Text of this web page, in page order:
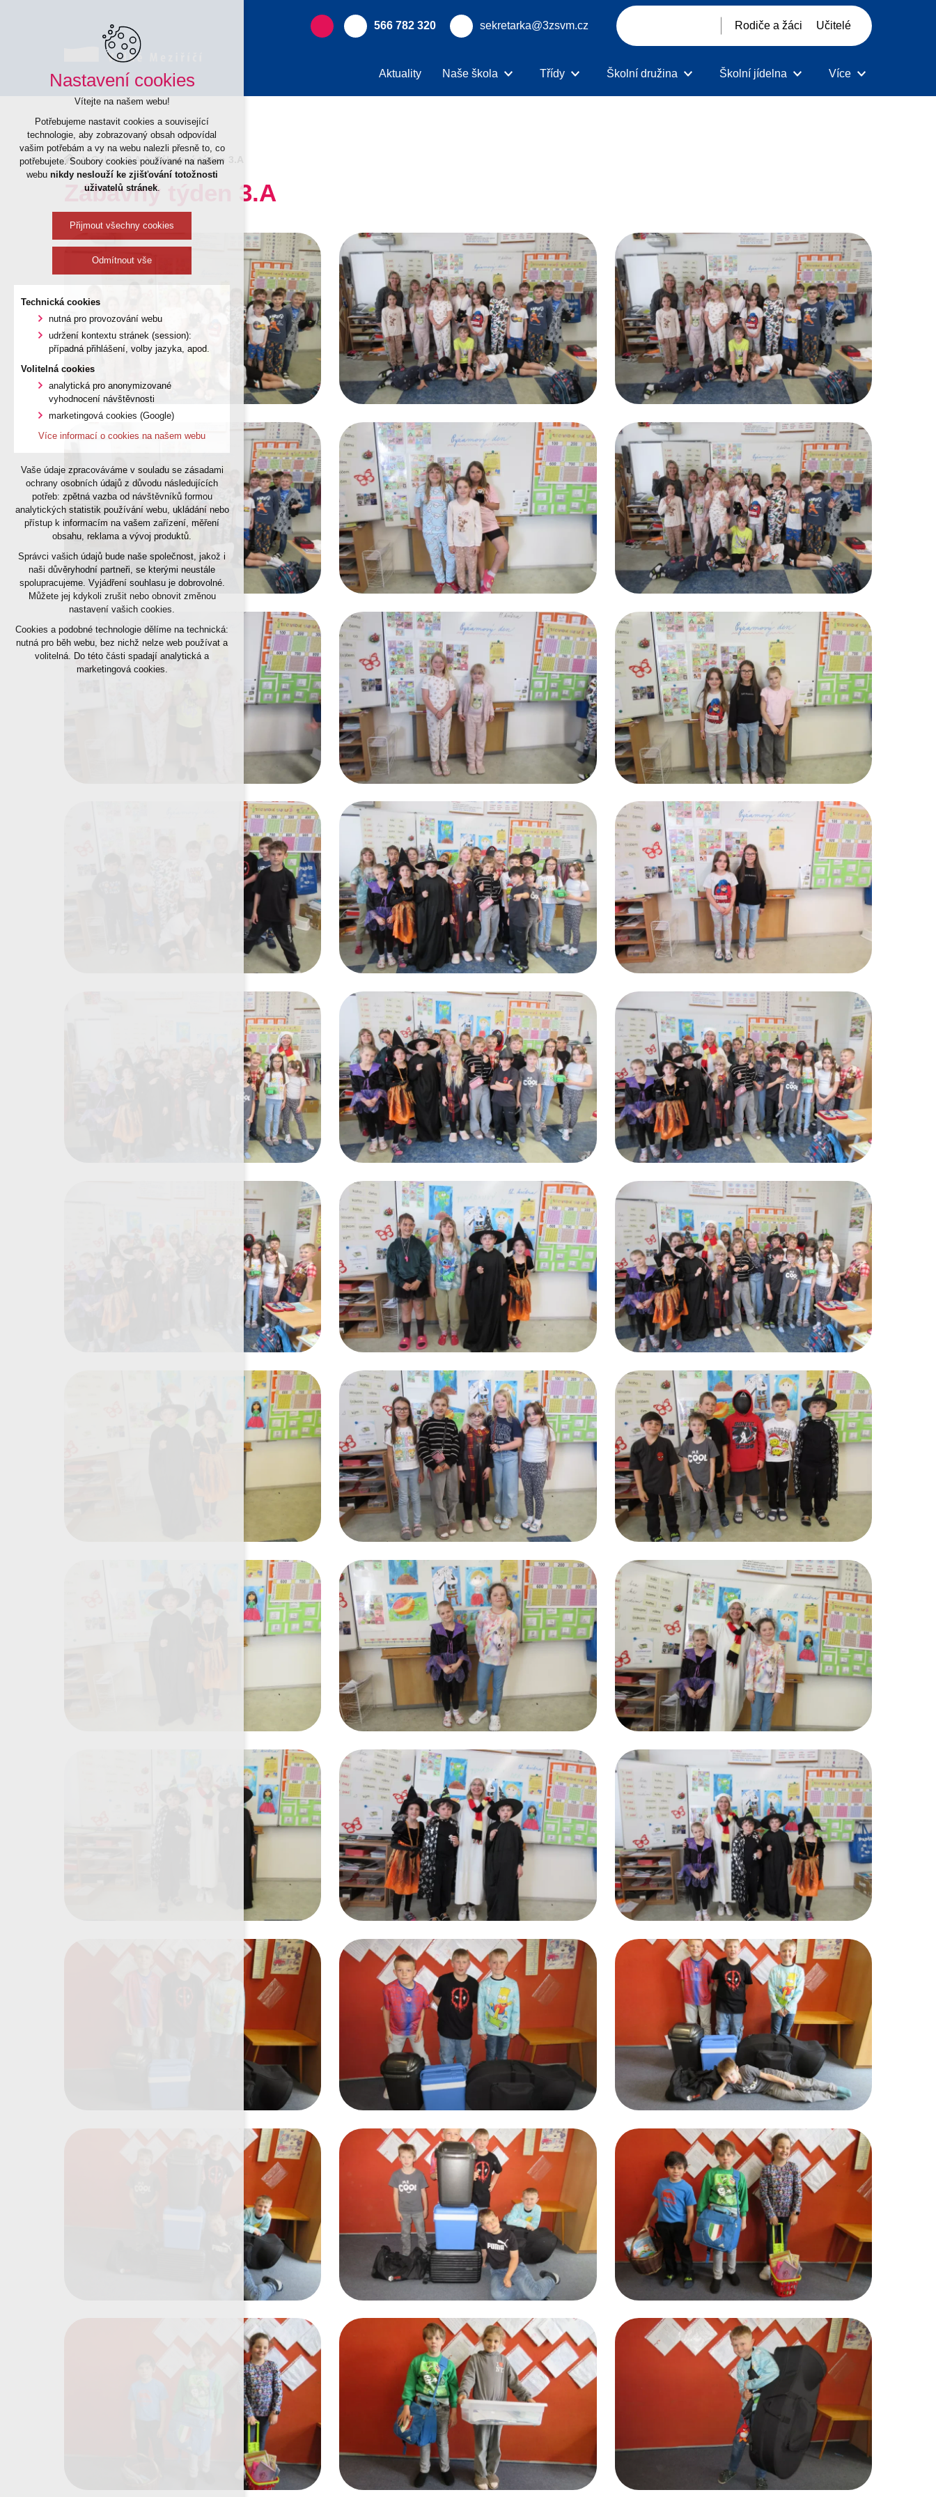
566 782 320 sekretarka@3zsvm.cz Rodiče a žáci Učitelé
Aktuality Naše škola Třídy Školní družina Školní jídelna Více
Galerie 3.A Zábavný týden 3.A
Zábavný týden 3.A
Nastavení cookies
Vítejte na našem webu!
Potřebujeme nastavit cookies a související
technologie, aby zobrazovaný obsah odpovídal
vašim potřebám a vy na webu nalezli přesně to, co
potřebujete. Soubory cookies používané na našem
webu nikdy neslouží ke zjišťování totožnosti
uživatelů stránek.
Přijmout všechny cookies
Odmítnout vše
Technická cookies
nutná pro provozování webu
udržení kontextu stránek (session):
případná přihlášení, volby jazyka, apod.
Volitelná cookies
analytická pro anonymizované
vyhodnocení návštěvnosti
marketingová cookies (Google)
Více informací o cookies na našem webu
Vaše údaje zpracováváme v souladu se zásadami
ochrany osobních údajů z důvodu následujících
potřeb: zpětná vazba od návštěvníků formou
analytických statistik používání webu, ukládání nebo
přístup k informacím na vašem zařízení, měření
obsahu, reklama a vývoj produktů.
Správci vašich údajů bude naše společnost, jakož i
naši důvěryhodní partneři, se kterými neustále
spolupracujeme. Vyjádření souhlasu je dobrovolné.
Můžete jej kdykoli zrušit nebo obnovit změnou
nastavení vašich cookies.
Cookies a podobné technologie dělíme na technická:
nutná pro běh webu, bez nichž nelze web používat a
volitelná. Do této části spadají analytická a
marketingová cookies.